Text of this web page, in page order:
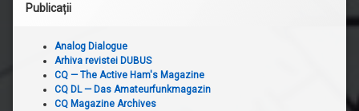
Publicații
Analog Dialogue
Arhiva revistei DUBUS
CQ — The Active Ham's Magazine
CQ DL — Das Amateurfunkmagazin
CQ Magazine Archives